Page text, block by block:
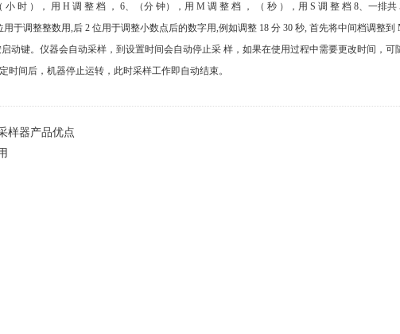
小 时 ）， 用 H 调 整 档 ， 6、（分 钟），用 M 调 整 档 ， （ 秒 ），用 S 调 整 档 8、一排
于调整整数用,后 2 位用于调整小数点后的数字用,例如调整 18 分 30 秒, 首先将中间档调整到
动键。仪器会自动采样，到设置时间会自动停止采 样，如果在使用过程中需要更改时间，
时间后，机器停止运转，此时采样工作即自动结束。
样器产品优点